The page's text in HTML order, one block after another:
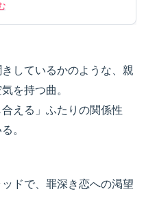
しているかのような、親
を持つ曲。
える」ふたりの関係性
。
ドで、罪深き恋への渇望